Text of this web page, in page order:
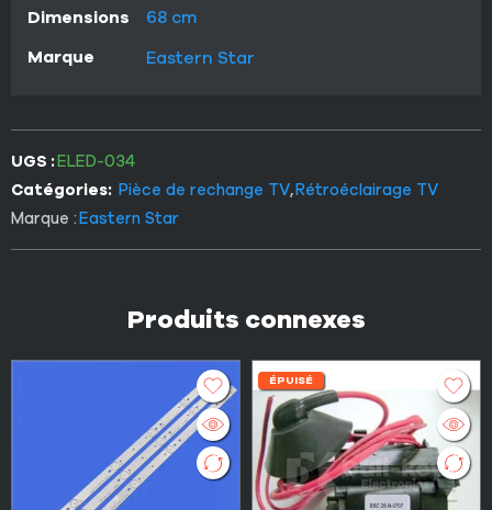
Dimensions
68 cm
Marque
Eastern Star
UGS :ELED-034
Catégories: Pièce de rechange TV,Rétroéclairage TV
Marque :Eastern Star
Produits connexes
ÉPUISÉ